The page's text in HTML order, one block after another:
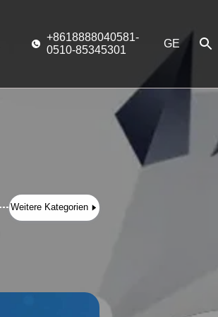
+8618888040581-
0510-85345301
GE
Weitere Kategorien